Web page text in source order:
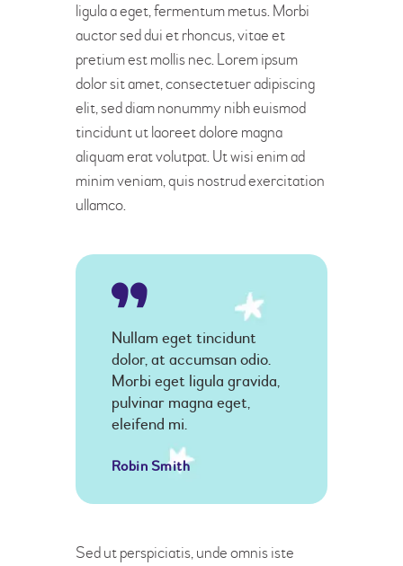
ligula a eget, fermentum metus. Morbi
auctor sed dui et rhoncus, vitae et
pretium est mollis nec. Lorem ipsum
dolor sit amet, consectetuer adipiscing
elit, sed diam nonummy nibh euismod
tincidunt ut laoreet dolore magna
aliquam erat volutpat. Ut wisi enim ad
minim veniam, quis nostrud exercitation
ullamco.
Nullam eget tincidunt
dolor, at accumsan odio.
Morbi eget ligula gravida,
pulvinar magna eget,
eleifend mi.
Robin Smith
Sed ut perspiciatis, unde omnis iste